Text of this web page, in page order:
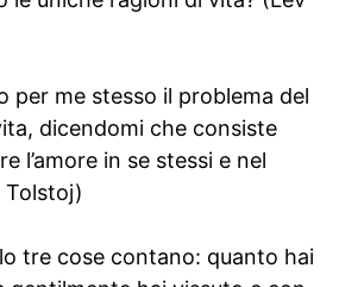
per me stesso il problema del
dicendomi che consiste
l’amore in se stessi e nel
Tolstoj)
tre cose contano: quanto hai